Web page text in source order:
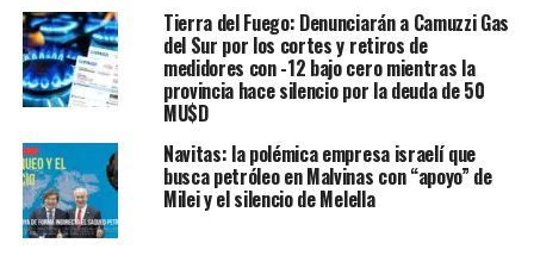
Tierra del Fuego: Denunciarán a Camuzzi Gas
del Sur por los cortes y retiros de
medidores con -12 bajo cero mientras la
provincia hace silencio por la deuda de 50
MU$D
Navitas: la polémica empresa israelí que
busca petróleo en Malvinas con “apoyo” de
Milei y el silencio de Melella